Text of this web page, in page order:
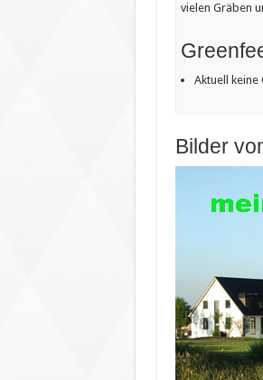
vielen Gräben
Aktuell keine
Bilder